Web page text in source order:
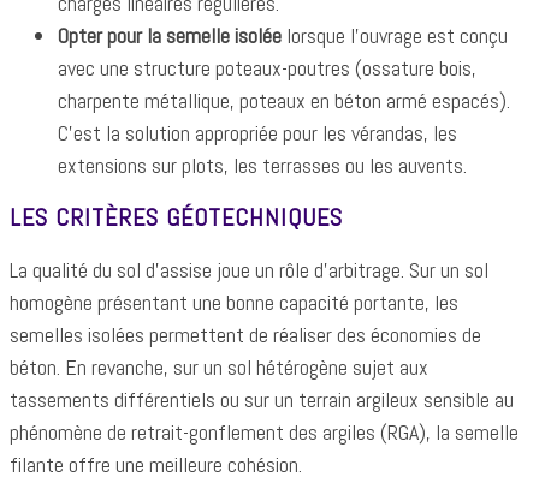
Opter pour la semelle isolée lorsque l'ouvrage est conçu
avec une structure poteaux-poutres (ossature bois,
charpente métallique, poteaux en béton armé espacés).
C'est la solution appropriée pour les vérandas, les
extensions sur plots, les terrasses ou les auvents.
LES CRITÈRES GÉOTECHNIQUES
La qualité du sol d'assise joue un rôle d'arbitrage. Sur un sol
homogène présentant une bonne capacité portante, les
semelles isolées permettent de réaliser des économies de
béton. En revanche, sur un sol hétérogène sujet aux
tassements différentiels ou sur un terrain argileux sensible au
phénomène de retrait-gonflement des argiles (RGA), la semelle
filante offre une meilleure cohésion.